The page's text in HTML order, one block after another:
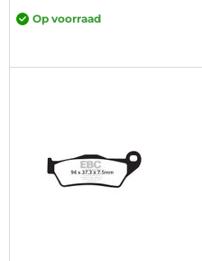
Op voorraad